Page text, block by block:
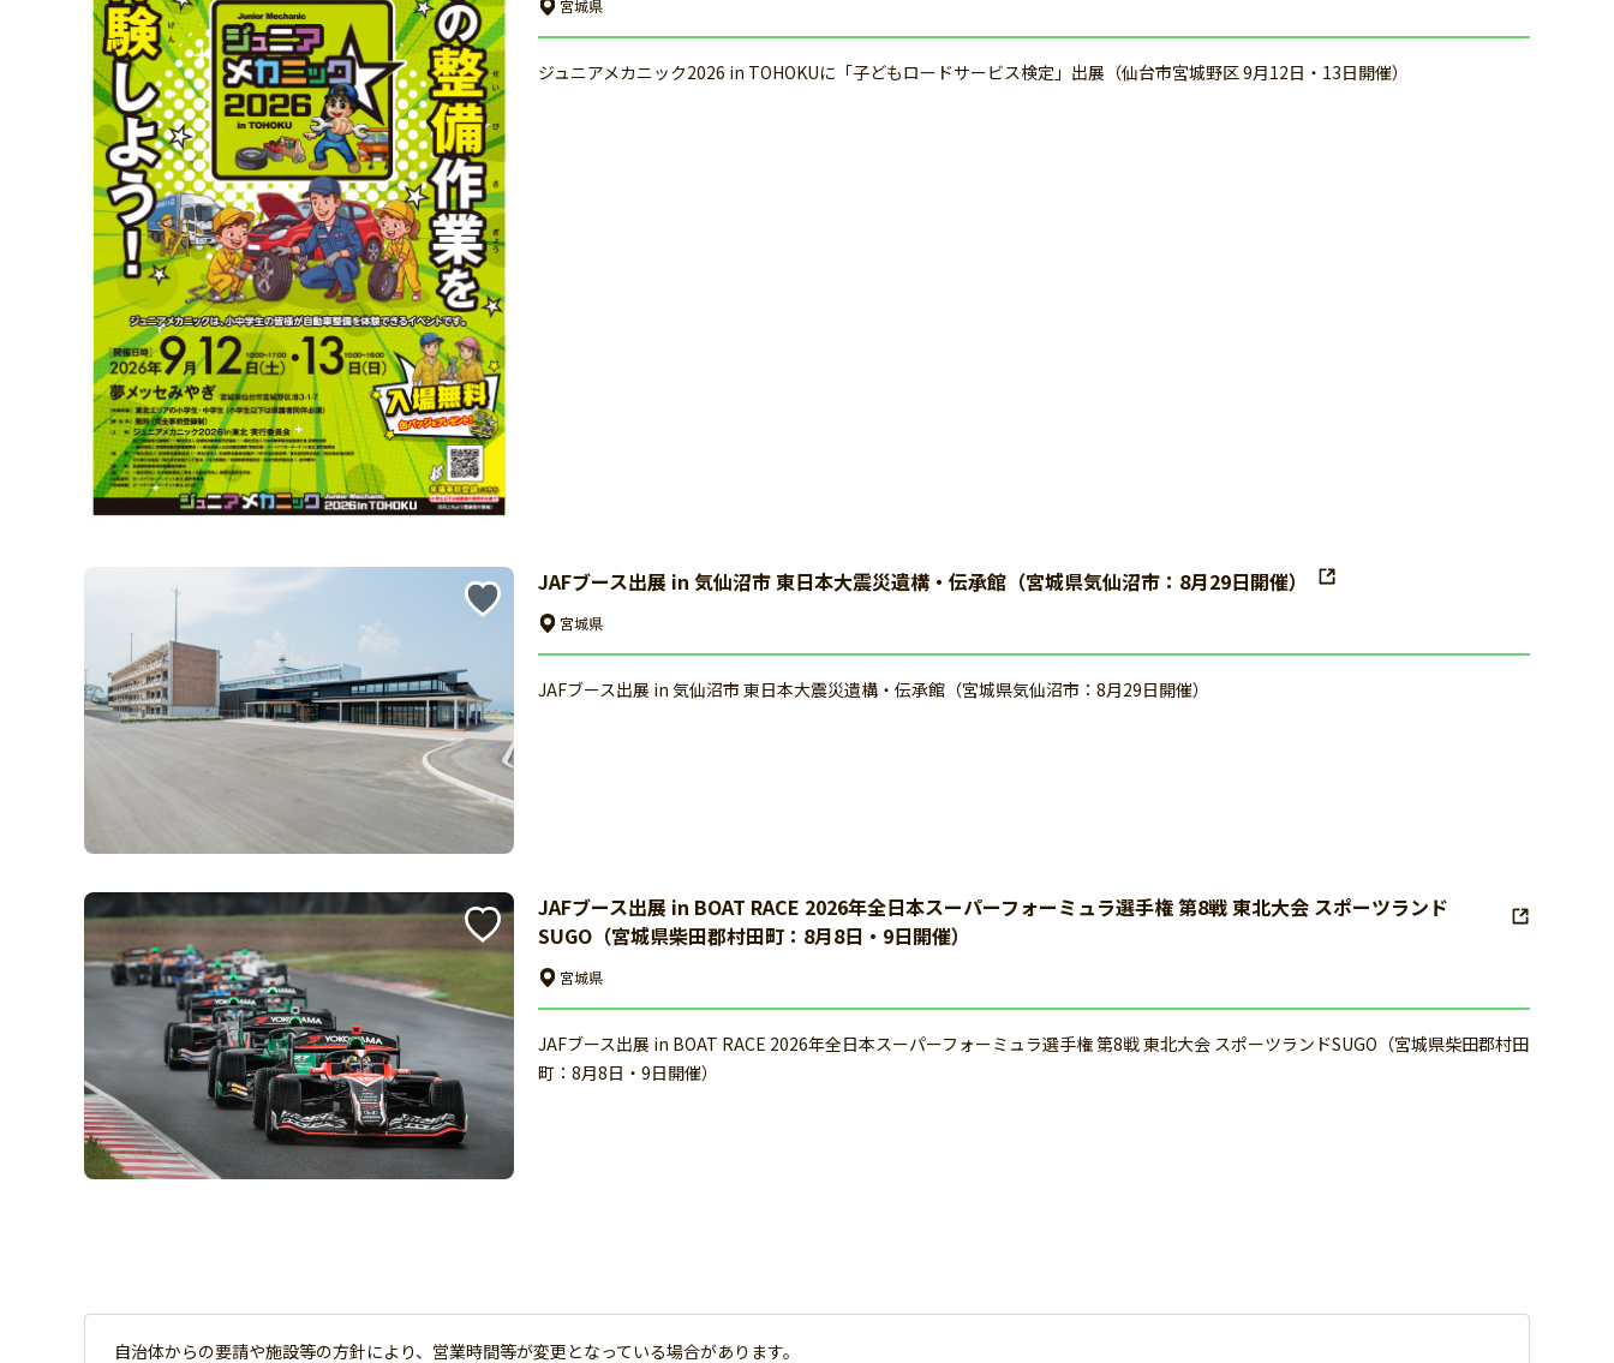
宮城県
ジュニアメカニック2026 in TOHOKUに「子どもロードサービス検定」出展（仙台市宮城野区 9月12日・13日開催）
JAFブース出展 in 気仙沼市 東日本大震災遺構・伝承館（宮城県気仙沼市：8月29日開催）
宮城県
JAFブース出展 in 気仙沼市 東日本大震災遺構・伝承館（宮城県気仙沼市：8月29日開催）
JAFブース出展 in BOAT RACE 2026年全日本スーパーフォーミュラ選手権 第8戦 東北大会 スポーツランド
SUGO（宮城県柴田郡村田町：8月8日・9日開催）
宮城県
JAFブース出展 in BOAT RACE 2026年全日本スーパーフォーミュラ選手権 第8戦 東北大会 スポーツランドSUGO（宮城県柴田郡村田
町：8月8日・9日開催）
自治体からの要請や施設等の方針により、営業時間等が変更となっている場合があります。